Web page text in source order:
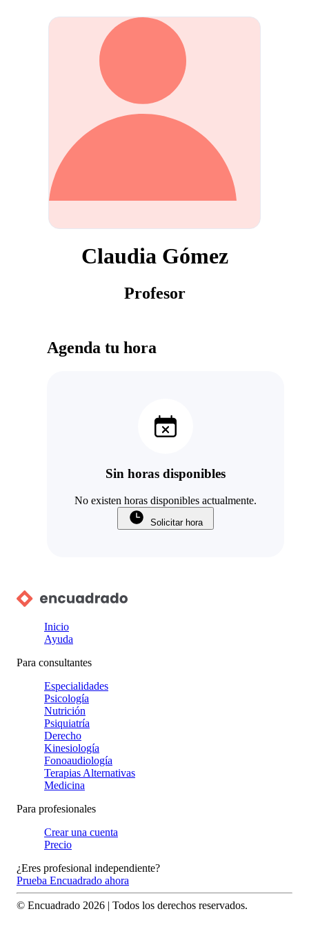
Claudia Gómez
Profesor
Agenda tu hora
Sin horas disponibles
No existen horas disponibles actualmente.
Solicitar hora
Inicio
Ayuda
Para consultantes
Especialidades
Psicología
Nutrición
Psiquiatría
Derecho
Kinesiología
Fonoaudiología
Terapias Alternativas
Medicina
Para profesionales
Crear una cuenta
Precio
¿Eres profesional independiente?
Prueba Encuadrado ahora
© Encuadrado 2026 | Todos los derechos reservados.